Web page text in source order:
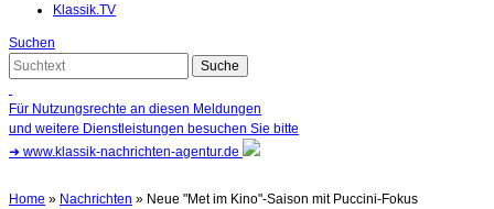
Klassik.TV
Suchen
Für Nutzungsrechte an diesen Meldungen
und weitere Dienstleistungen besuchen Sie bitte
➜ www.klassik-nachrichten-agentur.de
Home » Nachrichten » Neue "Met im Kino"-Saison mit Puccini-Fokus